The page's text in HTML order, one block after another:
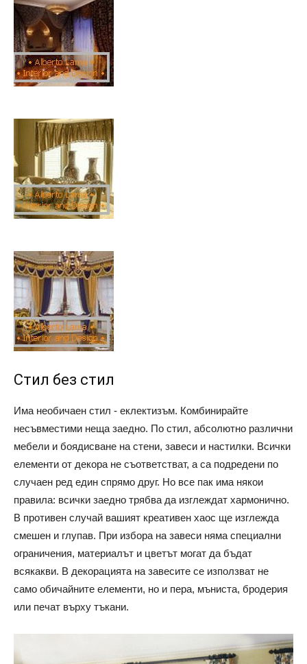
Стил без стил
Има необичаен стил - еклектизъм. Комбинирайте
несъвместими неща заедно. По стил, абсолютно различни
мебели и боядисване на стени, завеси и настилки. Всички
елементи от декора не съответстват, а са подредени по
случаен ред един спрямо друг. Но все пак има някои
правила: всички заедно трябва да изглеждат хармонично.
В противен случай вашият креативен хаос ще изглежда
смешен и глупав. При избора на завеси няма специални
ограничения, материалът и цветът могат да бъдат
всякакви. В декорацията на завесите се използват не
само обичайните елементи, но и пера, мъниста, бродерия
или печат върху тъкани.